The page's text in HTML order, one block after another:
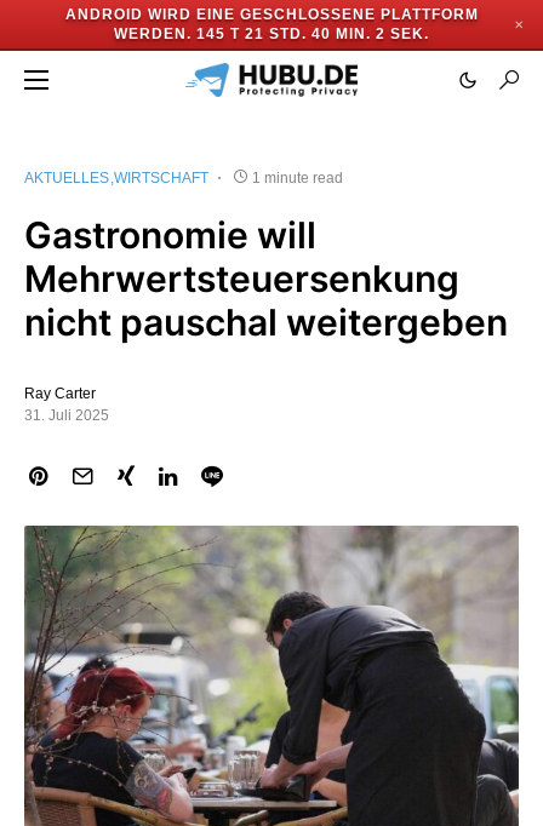
ANDROID WIRD EINE GESCHLOSSENE PLATTFORM
WERDEN. 145 T 21 STD. 40 MIN. 2 SEK.
✕
AKTUELLES WIRTSCHAFT 1 minute read
Gastronomie will
Mehrwertsteuersenkung
nicht pauschal weitergeben
Ray Carter
31. Juli 2025